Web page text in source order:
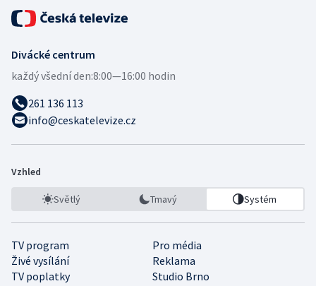
Divácké centrum
každý všední den:8:00—16:00 hodin
261 136 113
info@ceskatelevize.cz
Vzhled
Světlý Tmavý Systém
TV program
Pro média
Živé vysílání
Reklama
TV poplatky
Studio Brno